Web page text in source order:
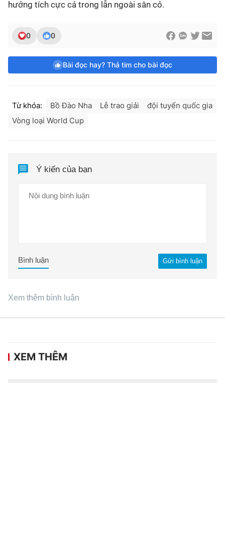
hưởng tích cực cả trong lẫn ngoài sân cỏ.
0 0
Bài đọc hay? Thả tim cho bài đọc
Từ khóa: Bồ Đào Nha Lễ trao giải
đội tuyển quốc gia
Vòng loại World Cup
Ý kiến của bạn
Gửi bình luận
Bình luận
Xem thêm bình luận
XEM THÊM